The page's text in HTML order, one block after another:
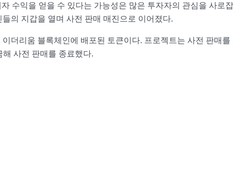
수익을 얻을 수 있다는 가능성은 많은 투자자의 관심을 사로
의 지갑을 열며 사전 판매 매진으로 이어졌다.
더리움 블록체인에 배포된 토큰이다. 프로젝트는 사전 판매를
사전 판매를 종료했다.